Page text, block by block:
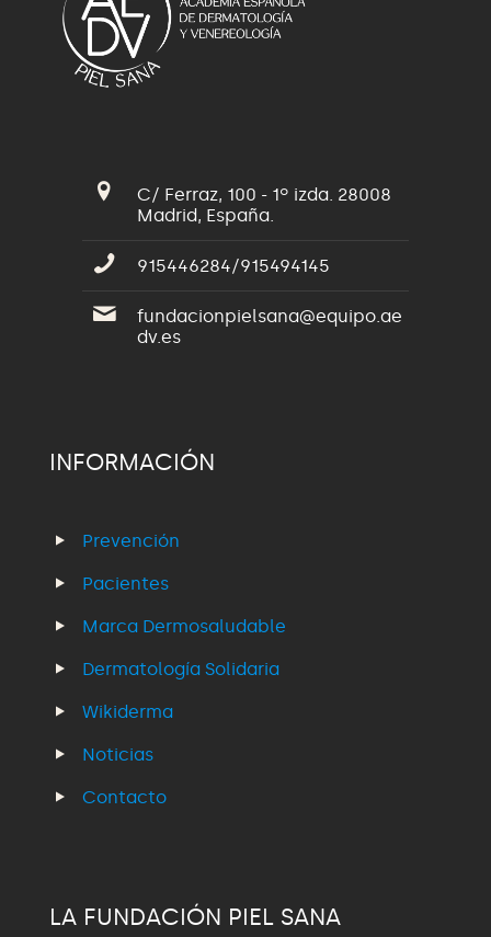
C/ Ferraz, 100 - 1º izda. 28008
Madrid, España.
915446284/915494145
fundacionpielsana@equipo.ae
dv.es
INFORMACIÓN
Prevención
Pacientes
Marca Dermosaludable
Dermatología Solidaria
Wikiderma
Noticias
Contacto
LA FUNDACIÓN PIEL SANA